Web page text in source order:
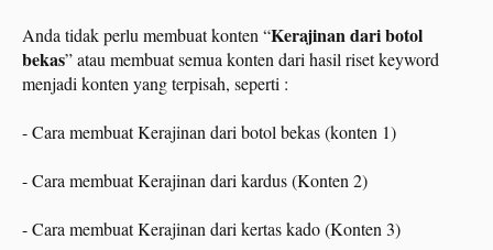
Anda tidak perlu membuat konten “Kerajinan dari botol
bekas” atau membuat semua konten dari hasil riset keyword
menjadi konten yang terpisah, seperti :
- Cara membuat Kerajinan dari botol bekas (konten 1)
- Cara membuat Kerajinan dari kardus (Konten 2)
- Cara membuat Kerajinan dari kertas kado (Konten 3)